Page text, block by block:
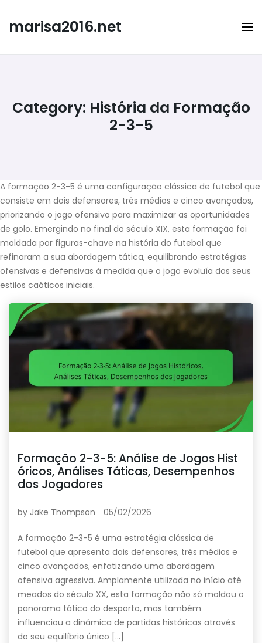
content
marisa2016.net
Category: História da Formação
2-3-5
A formação 2-3-5 é uma configuração clássica de futebol que
consiste em dois defensores, três médios e cinco avançados,
priorizando o jogo ofensivo para maximizar as oportunidades
de golo. Emergindo no final do século XIX, esta formação foi
moldada por figuras-chave na história do futebol que
refinaram a sua abordagem tática, equilibrando estratégias
ofensivas e defensivas à medida que o jogo evoluía dos seus
estilos caóticos iniciais.
Formação 2-3-5: Análise de Jogos Hist
óricos, Análises Táticas, Desempenhos
dos Jogadores
by Jake Thompson 05/02/2026
A formação 2-3-5 é uma estratégia clássica de
futebol que apresenta dois defensores, três médios e
cinco avançados, enfatizando uma abordagem
ofensiva agressiva. Amplamente utilizada no início até
meados do século XX, esta formação não só moldou o
panorama tático do desporto, mas também
influenciou a dinâmica de partidas históricas através
do seu equilíbrio único […]